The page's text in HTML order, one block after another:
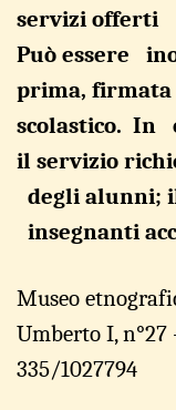
servizi offerti
Può essere
prima, firmata
scolastico. In
il servizio
deglialunni;
insegnanti
Museo
Umberto I,
335/1027794